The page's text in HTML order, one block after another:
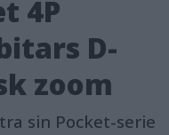
4P
D-
zoom
sin Pocket-serie